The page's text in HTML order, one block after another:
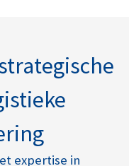
expertise in